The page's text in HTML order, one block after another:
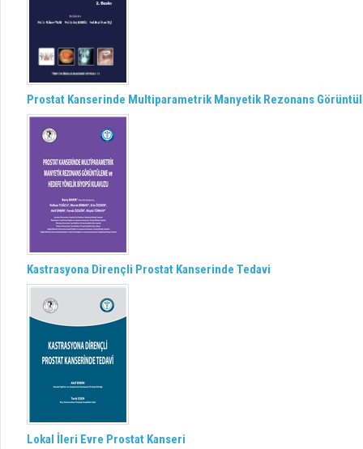
Prostat Kanserinde Multiparametrik Manyetik Rezonans
Kastrasyona Dirençli Prostat Kanserinde Tedavi
Lokal İleri Evre Prostat Kanseri